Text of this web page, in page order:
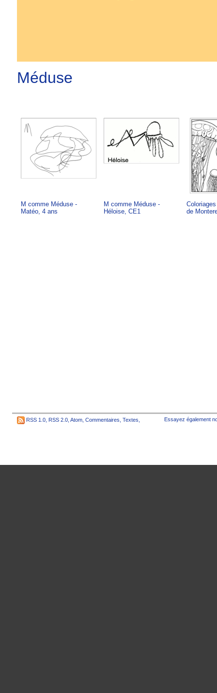
Méduse
M comme Méduse -
Matéo, 4 ans
M comme Méduse -
Héloise, CE1
de
RSS 1.0 RSS 2.0 Atom Commentaires Textes Essayez également